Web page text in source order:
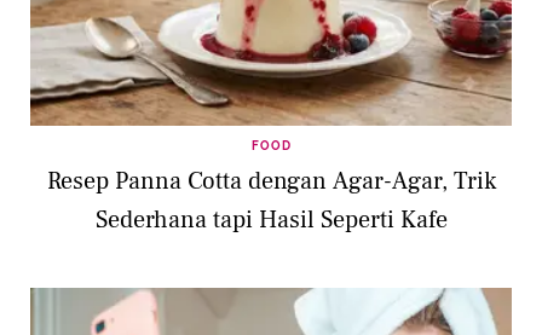
FOOD
Resep Panna Cotta dengan Agar-Agar, Trik
Sederhana tapi Hasil Seperti Kafe